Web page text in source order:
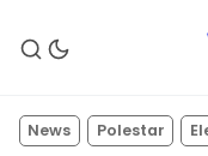
News Polestar